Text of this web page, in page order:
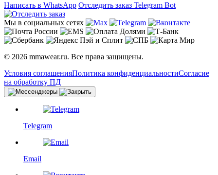
Написать в WhatsApp Отследить заказ Telegram Bot
Мы в социальных сетях
© 2026 mmawear.ru. Все права защищены.
Условия соглашенияПолитика конфиденциальностиСогласие
на обработку ПД
Telegram
Email